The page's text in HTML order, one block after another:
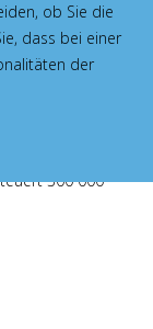
300 000
ob Sie die
dass bei einer
der